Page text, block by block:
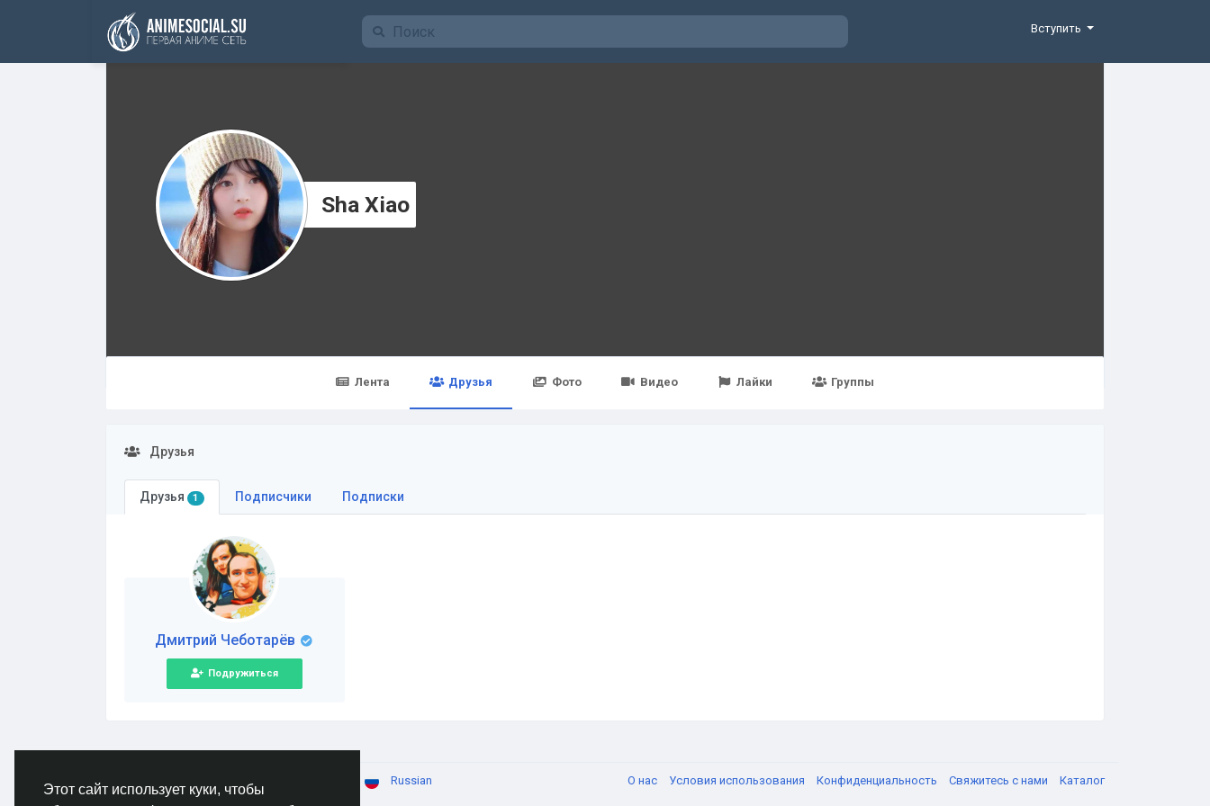
Этот сайт использует куки, чтобы
Funding
Вступить
Sha Xiao
Лента Друзья Фото Видео Лайки Группы
Друзья
Друзья 1 Подписчики Подписки
Дмитрий Чеботарёв
Подружиться
© 2026 AnimeSocial.SU - Первая аниме сеть! Russian О нас Условия использования Конфиденциальность Свяжитесь с нами Каталог